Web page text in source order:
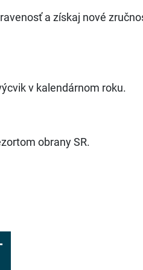
a získaj nové
v kalendárnom roku.
obrany SR.